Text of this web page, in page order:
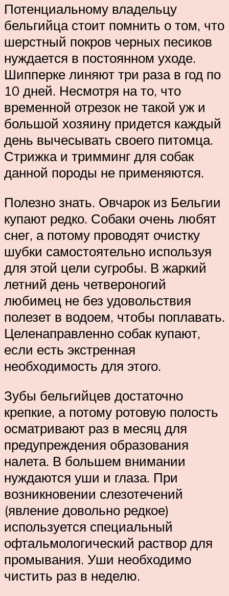
Потенциальному владельцу
бельгийца стоит помнить о том, что
шерстный покров черных песиков
нуждается в постоянном уходе.
Шипперке линяют три раза в год по
10 дней. Несмотря на то, что
временной отрезок не такой уж и
большой хозяину придется каждый
день вычесывать своего питомца.
Стрижка и тримминг для собак
данной породы не применяются.
Полезно знать. Овчарок из Бельгии
купают редко. Собаки очень любят
снег, а потому проводят очистку
шубки самостоятельно используя
для этой цели сугробы. В жаркий
летний день четвероногий
любимец не без удовольствия
полезет в водоем, чтобы поплавать.
Целенаправленно собак купают,
если есть экстренная
необходимость для этого.
Зубы бельгийцев достаточно
крепкие, а потому ротовую полость
осматривают раз в месяц для
предупреждения образования
налета. В большем внимании
нуждаются уши и глаза. При
возникновении слезотечений
(явление довольно редкое)
используется специальный
офтальмологический раствор для
промывания. Уши необходимо
чистить раз в неделю.